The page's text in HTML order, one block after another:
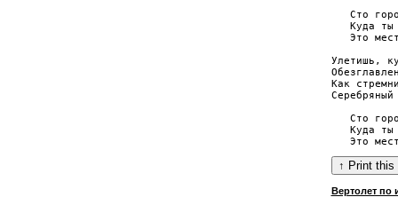
Сто
Куда ты
Это
Улетишь,
Как
Сто
Куда ты
Вертолет по